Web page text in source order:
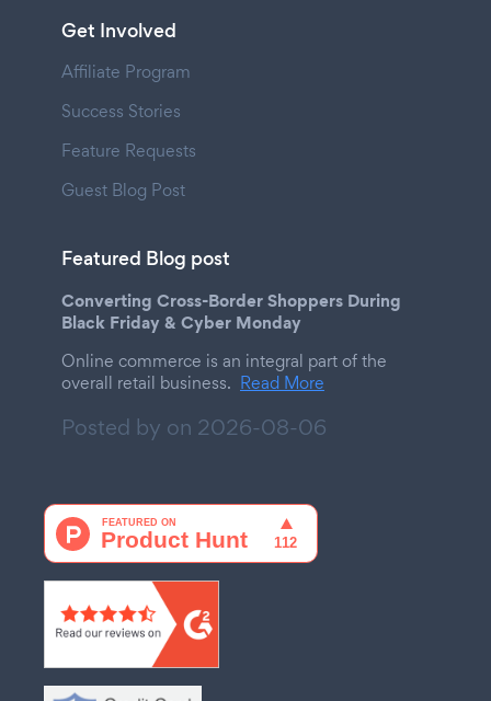
Get Involved
Affiliate Program
Success Stories
Feature Requests
Guest Blog Post
Featured Blog post
Converting Cross-Border Shoppers During
Black Friday & Cyber Monday
Online commerce is an integral part of the
overall retail business. Read More
Posted by on 2026-08-06